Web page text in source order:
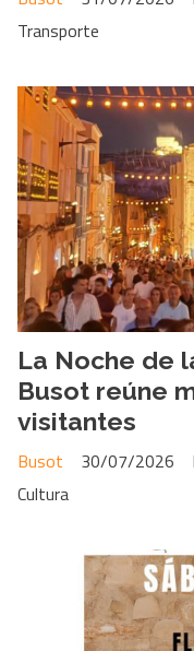
Transporte
La Noche de
Busot reúne
visitantes
Busot
30/07/2026
Cultura